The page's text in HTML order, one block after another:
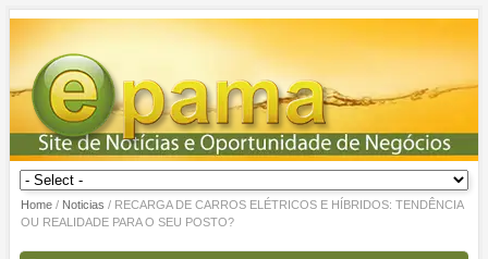
Home/ Noticias / RECARGA DE CARROS ELÉTRICOS E HÍBRIDOS: TENDÊNCIA
OU REALIDADE PARA O SEU POSTO?